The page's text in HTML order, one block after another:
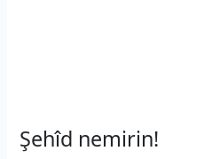
Şehîd nemirin!